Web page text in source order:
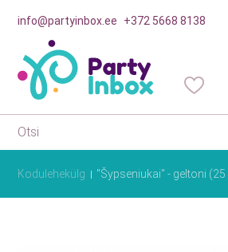
info@partyinbox.ee +372 5668 8138
Kodulehekülg "Šypseniukai" - geltoni